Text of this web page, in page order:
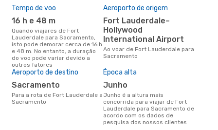
Tempo de voo
16 h e 48 m
Quando viajares de Fort
Lauderdale para Sacramento,
isto pode demorar cerca de 16 h
e 48 m. No entanto, a duração
do voo pode variar devido a
outros fatores
Aeroporto de origem
Fort Lauderdale–
Hollywood
International Airport
Ao voar de Fort Lauderdale para
Sacramento
Aeroporto de destino
Sacramento
Para a rota de Fort Lauderdale a
Sacramento
Época alta
junho
junho é a altura mais
concorrida para viajar de Fort
Lauderdale para Sacramento de
acordo com os dados de
pesquisa dos nossos clientes